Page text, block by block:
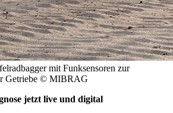
mit Funksensoren zur
Getriebe © MIBRAG
jetzt live und digital